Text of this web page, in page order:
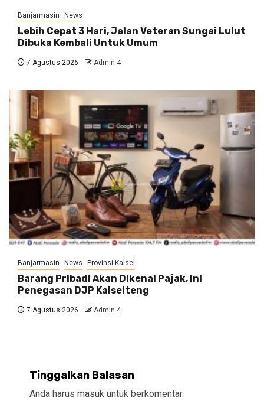
Banjarmasin News
Lebih Cepat 3 Hari, Jalan Veteran Sungai Lulut
Dibuka Kembali Untuk Umum
7 Agustus 2026 Admin 4
Banjarmasin News Provinsi Kalsel
Barang Pribadi Akan Dikenai Pajak, Ini
Penegasan DJP Kalselteng
7 Agustus 2026 Admin 4
Tinggalkan Balasan
Anda harus masuk untuk berkomentar.